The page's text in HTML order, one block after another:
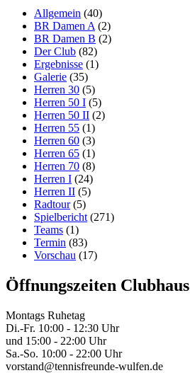
Allgemein (40)
BR Damen A (2)
BR Damen B (2)
Der Club (82)
Ergebnisse (1)
Galerie (35)
Herren 30 (5)
Herren 50 I (5)
Herren 50 II (2)
Herren 55 (1)
Herren 60 (3)
Herren 65 (1)
Herren 70 (8)
Herren I (24)
Herren II (5)
Radtour(5)
Spielbericht (271)
Teams (1)
Termin (83)
Vorschau (17)
Öffnungszeiten Clubhaus
Montags Ruhetag
Di.-Fr. 10:00 - 12:30 Uhr
und 15:00 - 22:00 Uhr
Sa.-So. 10:00 - 22:00 Uhr
vorstand@tennisfreunde-wulfen.de